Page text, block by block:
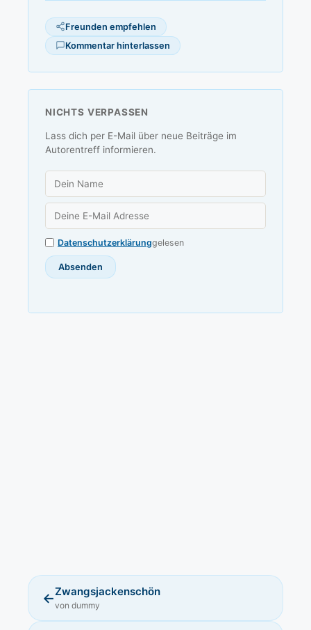
Freunden empfehlen
Kommentar hinterlassen
NICHTS VERPASSEN
Lass dich per E-Mail über neue Beiträge im
Autorentreff informieren.
Datenschutzerklärunggelesen
←Zwangsjackenschön
von dummy